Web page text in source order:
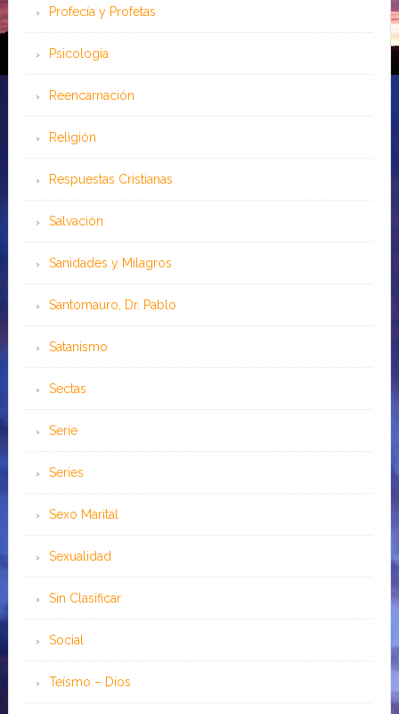
Profecía y Profetas
Psicología
Reencarnación
Religión
Respuestas Cristianas
Salvación
Sanidades y Milagros
Santomauro, Dr. Pablo
Satanismo
Sectas
Serie
Series
Sexo Marital
Sexualidad
Sin Clasificar
Social
Teísmo – Dios